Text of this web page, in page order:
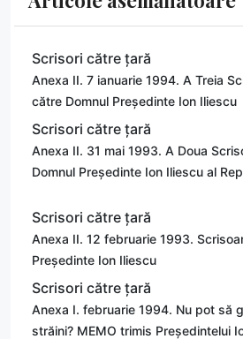
Scrisori către țară
Anexa II. 7 ianuarie 1994. A Treia
către Domnul Președinte Ion Iliescu
Scrisori către țară
Anexa II. 31 mai 1993. A Doua
Domnul Președinte Ion Iliescu al
Scrisori către țară
Anexa II. 12 februarie 1993.
Președinte Ion Iliescu
Scrisori către țară
Anexa I. februarie 1994. Nu pot să
străini? MEMO trimis Președintelui